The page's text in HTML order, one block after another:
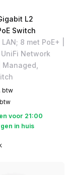
L2
Switch
8 met PoE+ |
Network
btw
voor 21:00
in huis